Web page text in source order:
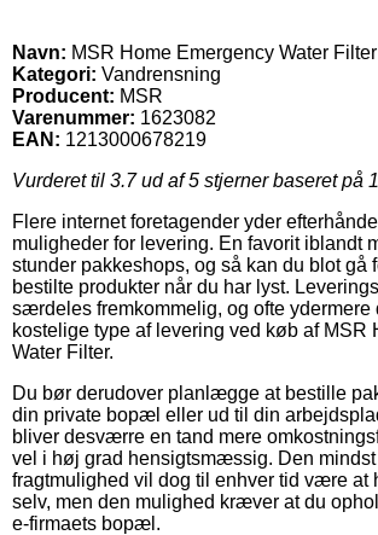
Navn: MSR Home Emergency Water Filter
Kategori: Vandrensning
Producent: MSR
Varenummer: 1623082
EAN: 1213000678219
Vurderet til 3.7ud af 5 stjerner baseret på
Flere internet foretagender yder
muligheder for levering. En favorit iblandt
stunder pakkeshops, og så kan du blot gå
bestilte produkter når du har lyst.
særdeles fremkommelig, og ofte ydermere
kostelige type af levering ved køb af MSR
Water Filter.
Du bør derudover planlægge at bestille
din private bopæl eller ud til din
bliver desværre en tand mere
vel i høj grad hensigtsmæssig. Den
fragtmulighed vil dog til enhver tid være at
selv, men den mulighed kræver at du
e-firmaets bopæl.